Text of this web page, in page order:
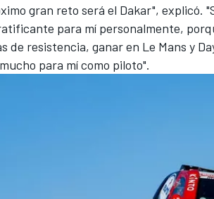
gran reto será el Dakar", explicó.
para mí personalmente,
de resistencia, ganar en Le Mans y
para mí como piloto".